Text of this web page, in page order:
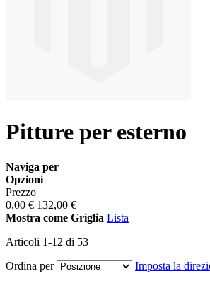
Pitture per esterno
Naviga per
Opzioni
Prezzo
0,00 € 132,00 €
Mostra come Griglia Lista
Articoli 1-12 di 53
Ordina per
Imposta la